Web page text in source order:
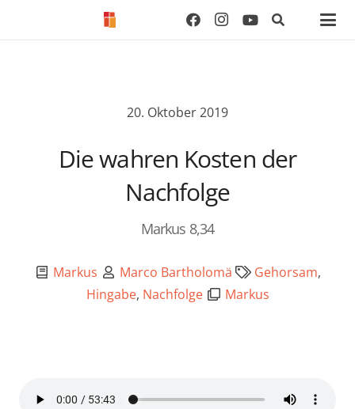
20. Oktober 2019
Die wahren Kosten der
Nachfolge
Markus 8,34
Markus Marco Bartholomä Gehorsam,
Hingabe, Nachfolge Markus